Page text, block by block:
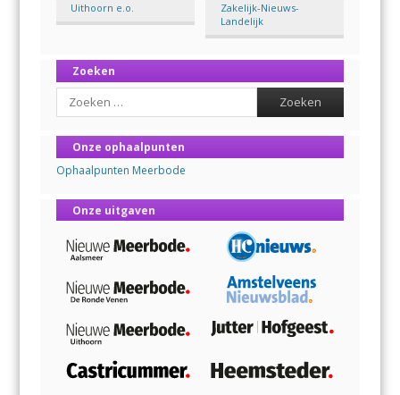
Uithoorn e.o.
Zakelijk-Nieuws-
Landelijk
Zoeken
Search
Onze ophaalpunten
Ophaalpunten Meerbode
Onze uitgaven